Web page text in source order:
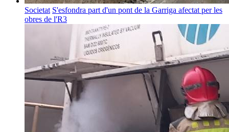
Societat S'esfondra part d'un pont de la Garriga afectat per les
obres de l'R3